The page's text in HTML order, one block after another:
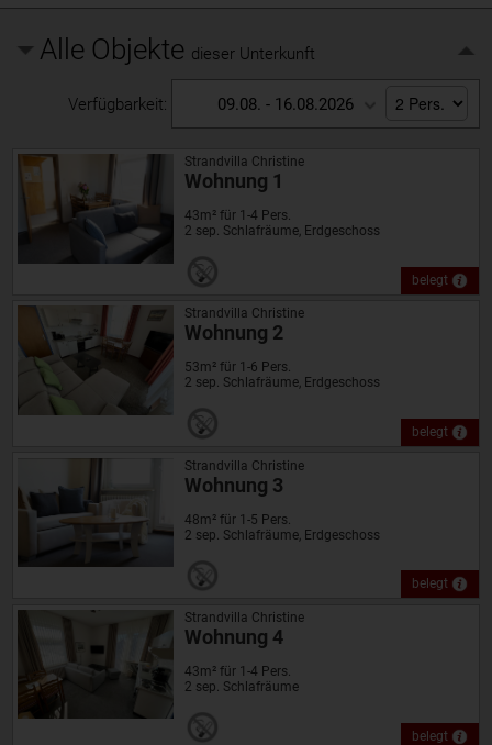
Alle Objekte dieser Unterkunft
Verfügbarkeit: 09.08. - 16.08.2026
belegt
Strandvilla Christine
Wohnung 1
43m² für 1-4 Pers.
2 sep. Schlafräume, Erdgeschoss
belegt
Strandvilla Christine
Wohnung 2
53m² für 1-6 Pers.
2 sep. Schlafräume, Erdgeschoss
belegt
Strandvilla Christine
Wohnung 3
48m² für 1-5 Pers.
2 sep. Schlafräume, Erdgeschoss
belegt
Strandvilla Christine
Wohnung 4
43m² für 1-4 Pers.
2 sep. Schlafräume